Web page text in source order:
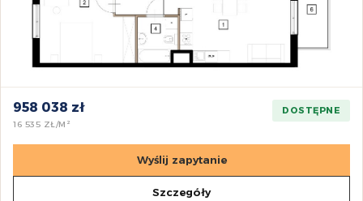
958 038 zł
16 535 ZŁ/M²
DOSTĘPNE
Wyślij zapytanie
Szczegóły